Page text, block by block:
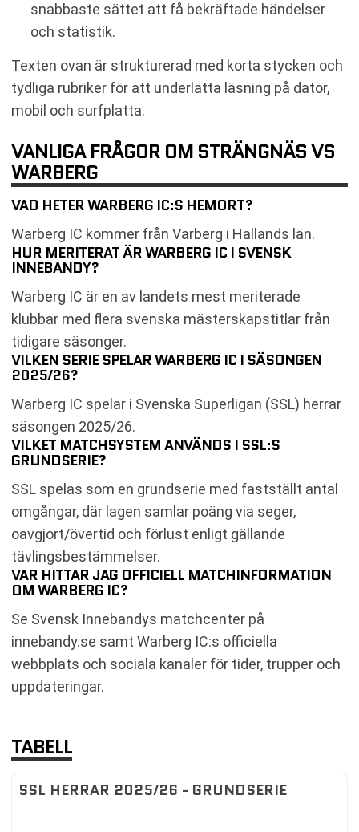
snabbaste sättet att få bekräftade händelser
och statistik.
Texten ovan är strukturerad med korta stycken och
tydliga rubriker för att underlätta läsning på dator,
mobil och surfplatta.
VANLIGA FRÅGOR OM STRÄNGNÄS VS
WARBERG
VAD HETER WARBERG IC:S HEMORT?
Warberg IC kommer från Varberg i Hallands län.
HUR MERITERAT ÄR WARBERG IC I SVENSK
INNEBANDY?
Warberg IC är en av landets mest meriterade
klubbar med flera svenska mästerskapstitlar från
tidigare säsonger.
VILKEN SERIE SPELAR WARBERG IC I SÄSONGEN
2025/26?
Warberg IC spelar i Svenska Superligan (SSL) herrar
säsongen 2025/26.
VILKET MATCHSYSTEM ANVÄNDS I SSL:S
GRUNDSERIE?
SSL spelas som en grundserie med fastställt antal
omgångar, där lagen samlar poäng via seger,
oavgjort/övertid och förlust enligt gällande
tävlingsbestämmelser.
VAR HITTAR JAG OFFICIELL MATCHINFORMATION
OM WARBERG IC?
Se Svensk Innebandys matchcenter på
innebandy.se samt Warberg IC:s officiella
webbplats och sociala kanaler för tider, trupper och
uppdateringar.
TABELL
SSL HERRAR 2025/26 - GRUNDSERIE